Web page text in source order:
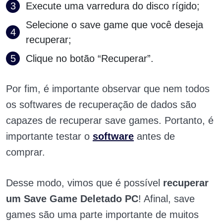
Execute uma varredura do disco rígido;
Selecione o save game que você deseja
recuperar;
Clique no botão “Recuperar”.
Por fim, é importante observar que nem todos
os softwares de recuperação de dados são
capazes de recuperar save games. Portanto, é
importante testar o software antes de
comprar.
Desse modo, vimos que é possível recuperar
um Save Game Deletado PC! Afinal, save
games são uma parte importante de muitos